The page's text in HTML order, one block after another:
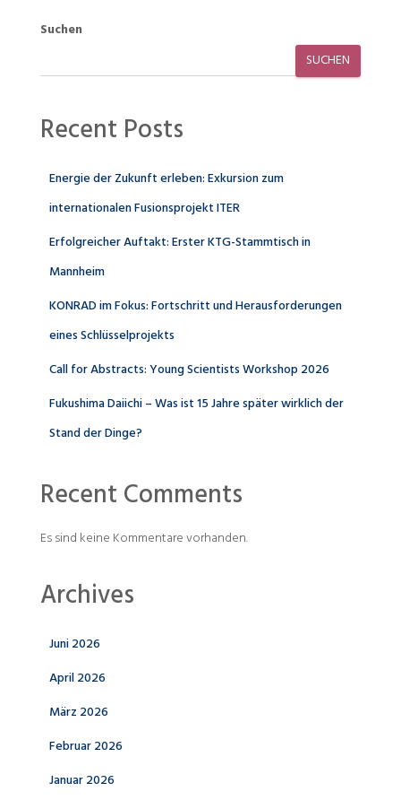
Suchen
SUCHEN
Recent Posts
Energie der Zukunft erleben: Exkursion zum
internationalen Fusionsprojekt ITER
Erfolgreicher Auftakt: Erster KTG-Stammtisch in
Mannheim
KONRAD im Fokus: Fortschritt und Herausforderungen
eines Schlüsselprojekts
Call for Abstracts: Young Scientists Workshop 2026
Fukushima Daiichi – Was ist 15 Jahre später wirklich der
Stand der Dinge?
Recent Comments
Es sind keine Kommentare vorhanden.
Archives
Juni 2026
April 2026
März 2026
Februar 2026
Januar 2026